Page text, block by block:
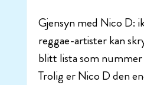
Gjensyn med Nico D:
reggae-artister kan
blitt lista som nummer
Trolig er Nico D den